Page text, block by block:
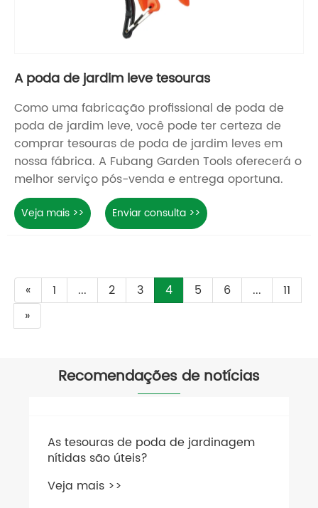
A poda de jardim leve tesouras
Como uma fabricação profissional de poda de
poda de jardim leve, você pode ter certeza de
comprar tesouras de poda de jardim leves em
nossa fábrica. A Fubang Garden Tools oferecerá o
melhor serviço pós-venda e entrega oportuna.
Veja mais >> Enviar consulta >>
« 1 ... 2 3 4 5 6 ...
11
»
Recomendações de notícias